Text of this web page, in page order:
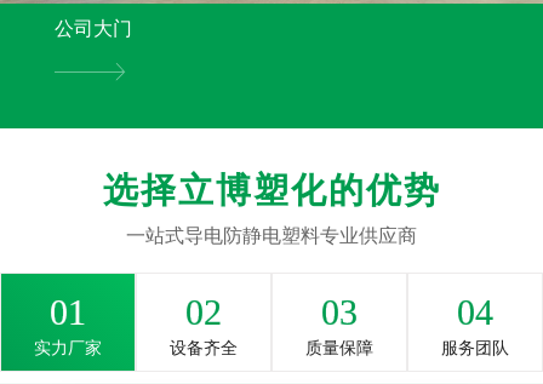
公司大门
选择立博塑化的优势
一站式导电防静电塑料专业供应商
01
实力厂家
02
设备齐全
03
质量保障
04
服务团队